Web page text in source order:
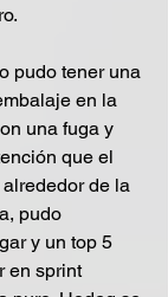
pudo tener una
en la
una fuga y
que el
de la
pudo
y un top 5
en sprint